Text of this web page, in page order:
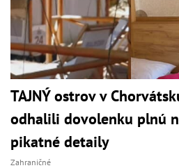
TAJNÝ ostrov v
odhalili dovolenku plnú
pikatné detaily
Zahraničné